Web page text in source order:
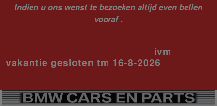
Indien u ons wenst te bezoeken altijd even bellen
vooraf .
ivm
vakantie gesloten tm 16-8-2026